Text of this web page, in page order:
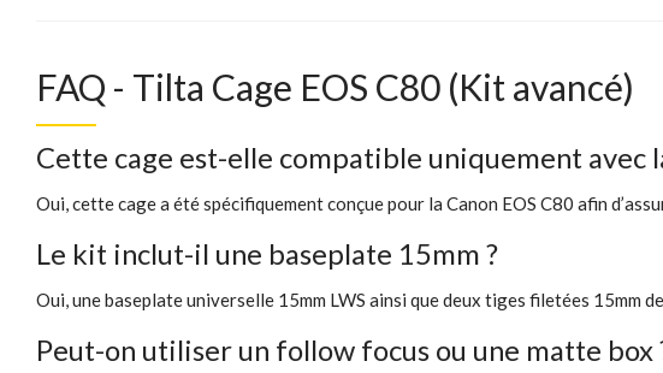
FAQ - Tilta Cage EOS C80 (Kit avancé)
Cette cage est-elle compatible uniquement avec
Oui, cette cage a été spécifiquement conçue pour la Canon EOS C80 afin
Le kit inclut-il une baseplate 15mm ?
Oui, une baseplate universelle 15mm LWS ainsi que deux tiges filetées 15mm
Peut-on utiliser un follow focus ou une matte box